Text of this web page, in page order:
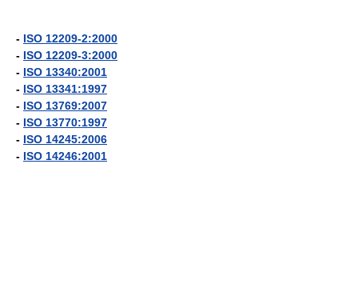
- ISO 12209-2:2000
- ISO 12209-3:2000
- ISO 13340:2001
- ISO 13341:1997
- ISO 13769:2007
- ISO 13770:1997
- ISO 14245:2006
- ISO 14246:2001